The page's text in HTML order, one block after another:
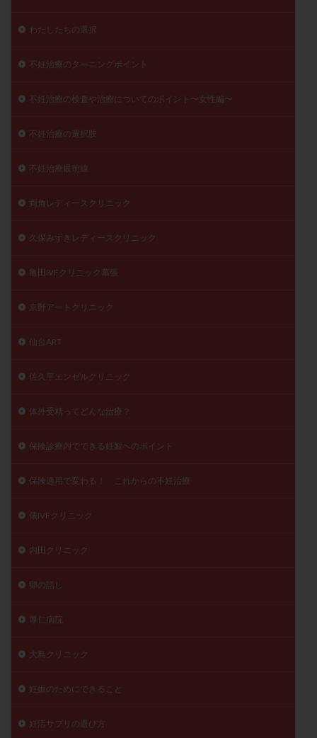
わたしたちの選択
不妊治療のターニングポイント
不妊治療の検査や治療についてのポイント〜女性編〜
不妊治療の選択肢
不妊治療最前線
両角レディースクリニック
久保みずきレディースクリニック
亀田IVFクリニック幕張
京野アートクリニック
仙台ART
佐久平エンゼルクリニック
体外受精ってどんな治療？
保険診療内でできる妊娠へのポイント
保険適用で変わる！ これからの不妊治療
俵IVFクリニック
内田クリニック
卵の話し
厚仁病院
大島クリニック
妊娠のためにできること
妊活サプリの選び方